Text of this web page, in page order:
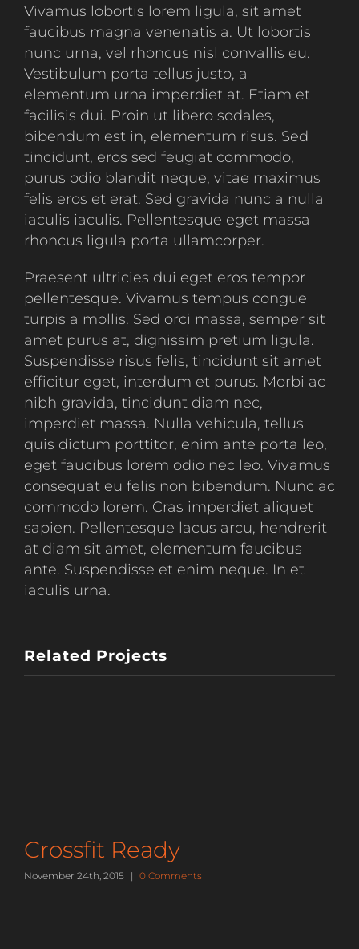
Vivamus lobortis lorem ligula, sit amet
faucibus magna venenatis a. Ut lobortis
nunc urna, vel rhoncus nisl convallis eu.
Vestibulum porta tellus justo, a
elementum urna imperdiet at. Etiam et
facilisis dui. Proin ut libero sodales,
bibendum est in, elementum risus. Sed
tincidunt, eros sed feugiat commodo,
purus odio blandit neque, vitae maximus
felis eros et erat. Sed gravida nunc a nulla
iaculis iaculis. Pellentesque eget massa
rhoncus ligula porta ullamcorper.
Praesent ultricies dui eget eros tempor
pellentesque. Vivamus tempus congue
turpis a mollis. Sed orci massa, semper sit
amet purus at, dignissim pretium ligula.
Suspendisse risus felis, tincidunt sit amet
efficitur eget, interdum et purus. Morbi ac
nibh gravida, tincidunt diam nec,
imperdiet massa. Nulla vehicula, tellus
quis dictum porttitor, enim ante porta leo,
eget faucibus lorem odio nec leo. Vivamus
consequat eu felis non bibendum. Nunc ac
commodo lorem. Cras imperdiet aliquet
sapien. Pellentesque lacus arcu, hendrerit
at diam sit amet, elementum faucibus
ante. Suspendisse et enim neque. In et
iaculis urna.
Related Projects
Crossfit Ready
November 24th, 2015 | 0 Comments